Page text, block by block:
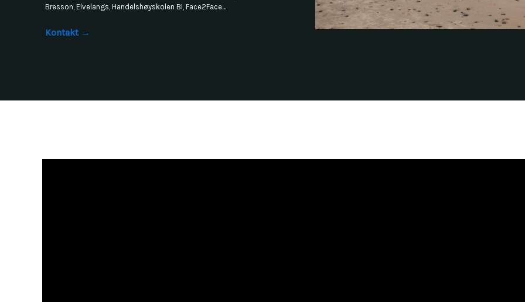
Bresson, Elvelangs, Handelshøyskolen BI, Face2Face…
Kontakt →